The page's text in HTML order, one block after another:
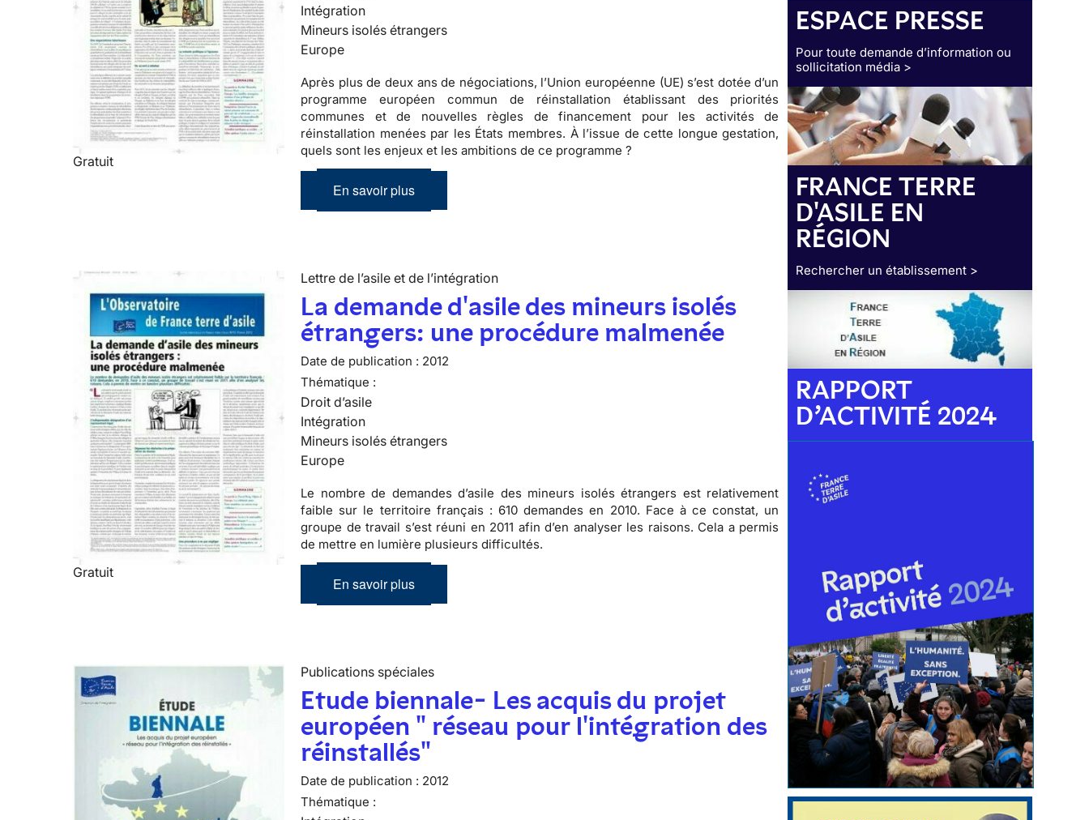
Gratuit
Intégration
Mineurs isolés étrangers
Europe
Après plus de deux ans de négociations, l’Union européenne (UE) s’est dotée d’un
programme européen commun de réinstallation établissant des priorités
communes et de nouvelles règles de financement pour les activités de
réinstallation menées par les États membres. À l’issue de cette longue gestation,
quels sont les enjeux et les ambitions de ce programme ?
En savoir plus
Gratuit
Lettre de l’asile et de l’intégration
La demande d'asile des mineurs isolés
étrangers: une procédure malmenée
Date de publication : 2012
Thématique :
Droit d’asile
Intégration
Mineurs isolés étrangers
Europe
Le nombre de demandes d’asile des mineurs isolés étrangers est relativement
faible sur le territoire français : 610 demandes en 2010. Face à ce constat, un
groupe de travail s’est réuni en 2011 afin d’en analyser les raisons. Cela a permis
de mettre en lumière plusieurs difficultés.
En savoir plus
Publications spéciales
Etude biennale- Les acquis du projet
européen " réseau pour l'intégration des
réinstallés"
Date de publication : 2012
Thématique :
ESPACE PRESSE
Pour toute demande d’information ou
sollicitation média >
FRANCE TERRE
D'ASILE EN
RÉGION
Rechercher un établissement >
RAPPORT
D’ACTIVITÉ 2024